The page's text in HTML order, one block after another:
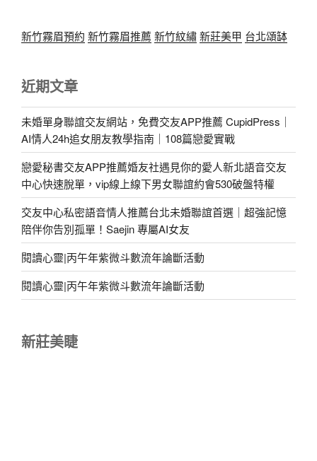
新竹霧眉預約 新竹霧眉推薦 新竹紋繡新莊美甲 台北頌缽
近期文章
未婚單身聯誼交友網站，免費交友APP推薦 CupidPress｜
AI情人24h追女朋友教學指南｜108篇戀愛實戰
戀愛秘書交友APP推薦婚友社遇見你的愛人新北語音交友
中心快速脫單，vip線上線下男女聯誼約會530破盤特權
交友中心私密語音情人推薦台北未婚聯誼首選｜超強記憶
陪伴你告別孤單！Saejin 專屬AI女友
閱讀心靈|丙午年紫微斗數流年論斷活動
閱讀心靈|丙午年紫微斗數流年論斷活動
新莊美睫